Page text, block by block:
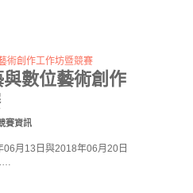
數位藝術創作
賽資訊
06月13日與2018年06月20日